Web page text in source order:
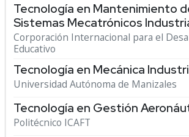
Tecnología en Mantenimiento
Sistemas Mecatrónicos
Corporación Internacional para el
Educativo
Tecnología en Mecánica
Universidad Autónoma de Manizales
Tecnología en Gestión
Politécnico ICAFT